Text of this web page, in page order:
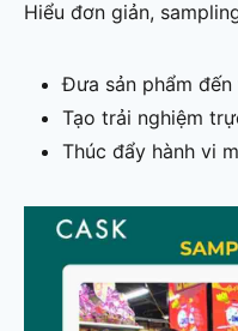
Hiểu đơn giản,
Đưa sản phẩm
Tạo trải nghiệm
Thúc đẩy hành vi